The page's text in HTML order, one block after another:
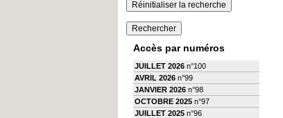
Accès par numéros
JUILLET 2026 n°100
AVRIL 2026 n°99
JANVIER 2026 n°98
OCTOBRE 2025 n°97
JUILLET 2025 n°96